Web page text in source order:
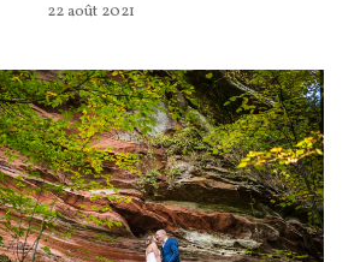
22 août 2021